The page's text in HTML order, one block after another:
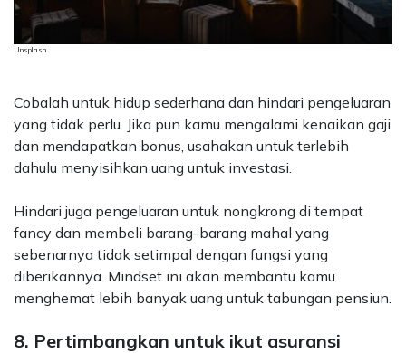
Unsplash
Cobalah untuk hidup sederhana dan hindari pengeluaran
yang tidak perlu. Jika pun kamu mengalami kenaikan gaji
dan mendapatkan bonus, usahakan untuk terlebih
dahulu menyisihkan uang untuk investasi.
Hindari juga pengeluaran untuk nongkrong di tempat
fancy dan membeli barang-barang mahal yang
sebenarnya tidak setimpal dengan fungsi yang
diberikannya. Mindset ini akan membantu kamu
menghemat lebih banyak uang untuk tabungan pensiun.
8. Pertimbangkan untuk ikut asuransi